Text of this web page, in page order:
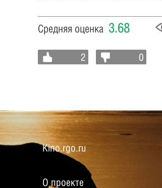
Средняя оценка 3.68
2 0
Kino.rgo.ru
О проекте